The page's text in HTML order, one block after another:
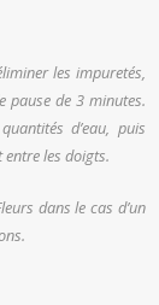
les impuretés,
pause de 3 minutes.
d’eau, puis
entre les doigts.
dans le cas d’un